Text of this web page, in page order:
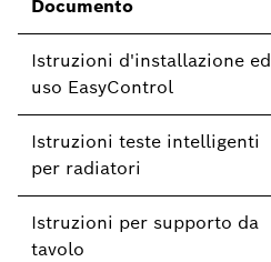
Documento
Istruzioni d'installazione ed
uso EasyControl
Istruzioni teste intelligenti
per radiatori
Istruzioni per supporto da
tavolo